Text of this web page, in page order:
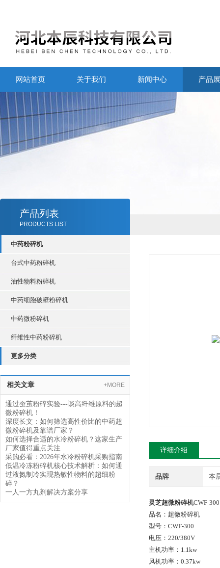
网站首页 关于我们 新闻中心 产品
产品列表
PRODUCTS LIST
中药粉碎机
台式中药粉碎机
油性物料粉碎机
中药细胞破壁粉碎机
中药微粉碎机
纤维性中药粉碎机
更多分类
相关文章 +MORE
通过蚕茧粉碎实验---谈高纤维原料的超
微粉碎机！
深度长文：如何筛选高性价比的中药超
微粉碎机及靠谱厂家？
如何选择合适的水冷粉碎机？这家生产
厂家值得重点关注
采购必看：2026年水冷粉碎机采购指南
低温冷冻粉碎机核心技术解析：如何通
过液氮制冷实现热敏性物料的超细粉
碎？
一人一方丸剂解决方案分享
详细介绍
品牌 本
灵芝超微粉碎机CWF-300
品名：超微粉碎机
型号：CWF-300
电压：220/380V
主机功率：1.1kw
风机功率：0.37kw